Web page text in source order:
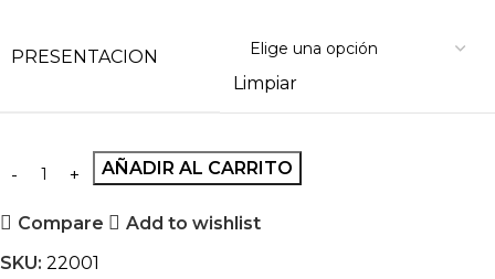
PRESENTACION
Limpiar
AÑADIR AL CARRITO
Compare
Add to wishlist
SKU: 22001